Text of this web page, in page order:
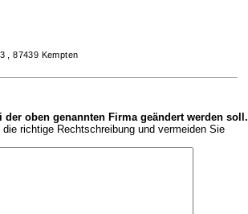
3 ,87439 Kempten
der oben genannten Firma geändert werden soll.
richtige Rechtschreibung und vermeiden Sie